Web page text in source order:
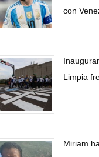
con
Limpia
Miriam